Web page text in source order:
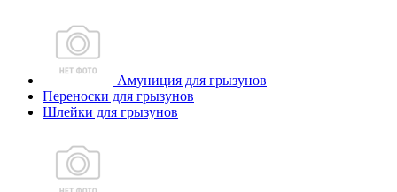
Амуниция для грызунов
Переноски для грызунов
Шлейки для грызунов